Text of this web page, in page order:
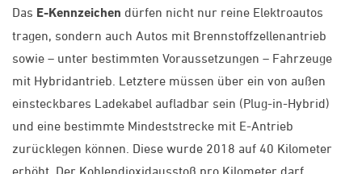
Das E-Kennzeichen dürfen nicht nur reine Elektroautos
tragen, sondern auch Autos mit Brennstoffzellenantrieb
sowie – unter bestimmten Voraussetzungen – Fahrzeuge
mit Hybridantrieb. Letztere müssen über ein von außen
einsteckbares Ladekabel aufladbar sein (Plug-in-Hybrid)
und eine bestimmte Mindeststrecke mit E-Antrieb
zurücklegen können. Diese wurde 2018 auf 40 Kilometer
erhöht. Der Kohlendioxidausstoß pro Kilometer darf